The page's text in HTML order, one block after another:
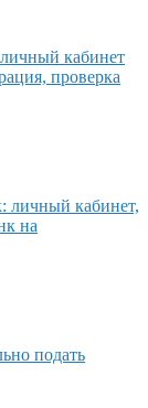
кабинет
проверка
личный кабинет,
на
подать